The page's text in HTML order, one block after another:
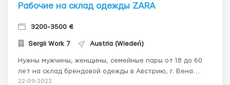
Рабочие на склад одежды ZARA
3200-3500 €
Sergii Work 7 Austria (Wiedeń)
Нужны мужчины, женщины, семейные пары от 18 до 60
лет на склад брендовой одежды в Австрию, г. Вена
Требования: Биометрический/загранпаспорт; Можно
22-09-2022